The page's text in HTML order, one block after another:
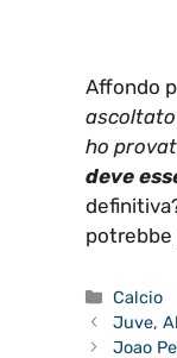
Affondo
ascoltato
ho
deve
potrebbe
Calcio
Juve,
Joao